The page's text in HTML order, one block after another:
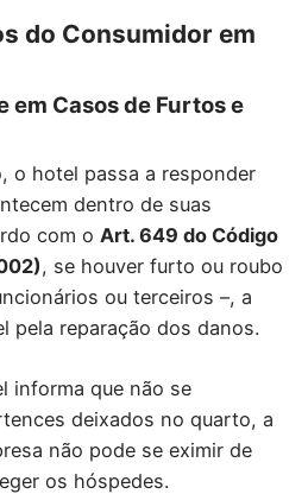
do Consumidor em
em Casos de Furtos e
o hotel passa a responder
dentro de suas
com o Art. 649 do Código
, se houver furto ou roubo
ou terceiros –, a
pela reparação dos danos.
informa que não se
deixados no quarto, a
não pode se eximir de
os hóspedes.